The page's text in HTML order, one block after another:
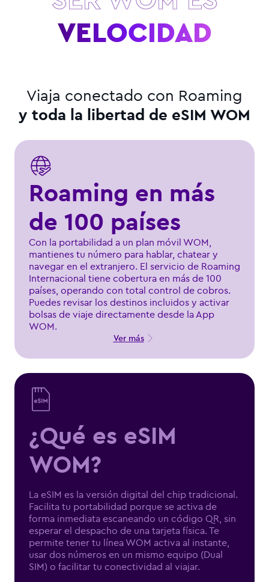
VELOCIDAD
y toda la libertad de eSIM WOM
Roaming en más
de 100 países
Con la portabilidad a un plan móvil WOM,
mantienes tu número para hablar, chatear y
navegar en el extranjero. El servicio de Roaming
Internacional tiene cobertura en más de 100
países, operando con total control de cobros.
Puedes revisar los destinos incluidos y activar
bolsas de viaje directamente desde la App
WOM.
Ver más
¿Qué es eSIM
WOM?
La eSIM es la versión digital del chip tradicional.
Facilita tu portabilidad porque se activa de
forma inmediata escaneando un código QR, sin
esperar el despacho de una tarjeta física. Te
permite tener tu línea WOM activa al instante,
usar dos números en un mismo equipo (Dual
SIM) o facilitar tu conectividad al viajar.